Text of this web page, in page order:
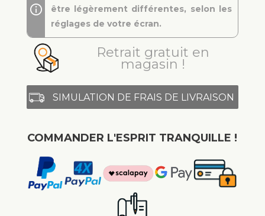
être légèrement différentes, selon les
réglages de votre écran.
Retrait gratuit en
magasin !
SIMULATION DE FRAIS DE LIVRAISON
COMMANDER L'ESPRIT TRANQUILLE !